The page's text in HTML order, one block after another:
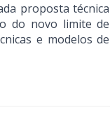
proposta técnica
do novo limite de
e modelos de